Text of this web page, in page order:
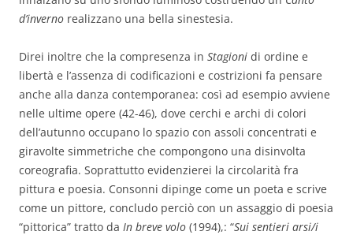
d’inverno realizzano una bella sinestesia.
Direi inoltre che la compresenza in Stagioni di ordine e
libertà e l’assenza di codificazioni e costrizioni fa pensare
anche alla danza contemporanea: così ad esempio avviene
nelle ultime opere (42-46), dove cerchi e archi di colori
dell’autunno occupano lo spazio con assoli concentrati e
giravolte simmetriche che compongono una disinvolta
coreografia. Soprattutto evidenzierei la circolarità fra
pittura e poesia. Consonni dipinge come un poeta e scrive
come un pittore, concludo perciò con un assaggio di poesia
“pittorica” tratto da In breve volo (1994),: “Sui sentieri arsi/i